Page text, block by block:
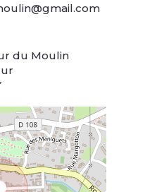
du Moulin